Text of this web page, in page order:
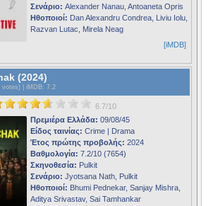
Σενάριο: Alexander Nanau, Antoaneta Opris
Ηθοποιοί: Dan Alexandru Condrea, Liviu Iolu,
Razvan Lutac, Mirela Neag
[iMDB]
(2024)
votes) | iMDB: 7.2
6.7/10
Πρεμιέρα Ελλάδα: 09/08/45
Είδος ταινίας: Crime | Drama
Έτος πρώτης προβολής: 2024
Βαθμολογία: 7.2/10 (7654)
Σκηνοθεσία: Pulkit
Σενάριο: Jyotsana Nath, Pulkit
Ηθοποιοί: Bhumi Pednekar, Sanjay Mishra,
Aditya Srivastav, Sai Tamhankar